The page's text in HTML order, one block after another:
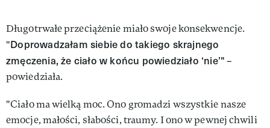
Długotrwałe przeciążenie miało swoje konsekwencje.
"Doprowadzałam siebie do takiego skrajnego
zmęczenia, że ciało w końcu powiedziało ‘nie’"–
powiedziała.
"Ciało ma wielką moc. Ono gromadzi wszystkie nasze
emocje, małości, słabości, traumy. I ono w pewnej chwili